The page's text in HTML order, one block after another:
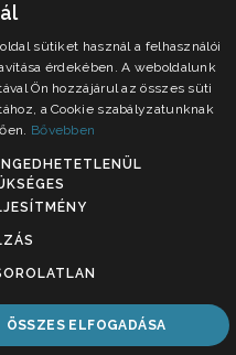
sütiket használ a felhasználói
érdekében. A weboldalunk
Ön hozzájárul az összes süti
a Cookie szabályzatunknak
Bővebben
ÖSSZES ELFOGADÁSA